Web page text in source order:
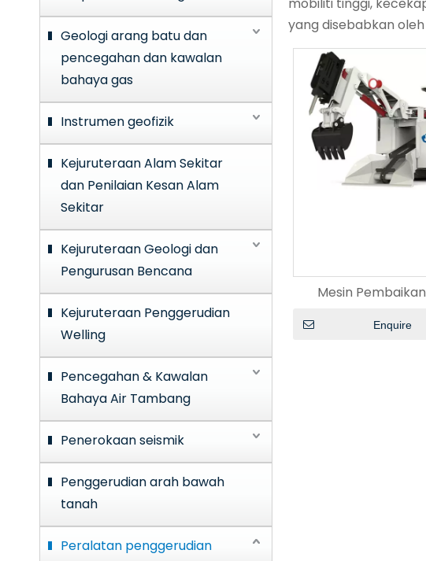
Geologi arang batu dan
pencegahan dan kawalan
bahaya gas
Instrumen geofizik
Kejuruteraan Alam Sekitar
dan Penilaian Kesan Alam
Sekitar
Kejuruteraan Geologi dan
Pengurusan Bencana
Kejuruteraan Penggerudian
Welling
Pencegahan & Kawalan
Bahaya Air Tambang
Penerokaan seismik
Penggerudian arah bawah
tanah
Peralatan penggerudian
mobiliti tinggi,
yang disebabkan
Mesin
Enquire